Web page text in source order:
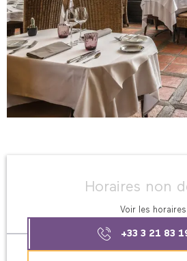
Horaires non
Voir les horaires
+33 3 21 83